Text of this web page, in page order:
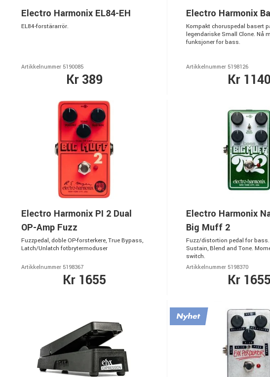
Electro Harmonix EL84-EH
EL84-forstärarrör.
Artikkelnummer 5190085
Kr 389
Electro Harmonix
Kompakt choruspedal basert
legendariske Small Clone. Nå
funksjoner for bass.
Artikkelnummer 5198126
Kr 1140
Electro Harmonix PI 2 Dual
OP-Amp Fuzz
Fuzzpedal, doble OP-forsterkere, True Bypass,
Latch/Unlatch fotbrytermoduser
Artikkelnummer 5198367
Kr 1655
Electro Harmonix
Big Muff 2
Fuzz/distortion pedal for
Sustain, Blend and Tone.
switch.
Artikkelnummer 5198370
Kr 1655